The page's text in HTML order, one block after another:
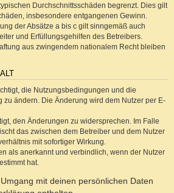
Durchschnittsschäden begrenzt. Dies gilt
insbesondere entgangenen Gewinn.
der Absätze a bis c gilt sinngemäß auch
und Erfüllungsgehilfen des Betreibers.
aus zwingendem nationalem Recht bleiben
die Nutzungsbedingungen und die
zu ändern. Die Änderung wird dem Nutzer per E-
den Änderungen zu widersprechen. Im Falle
das zwischen dem Betreiber und dem Nutzer
mit sofortiger Wirkung.
als anerkannt und verbindlich, wenn der Nutzer
hat.
mit deinen persönlichen Daten